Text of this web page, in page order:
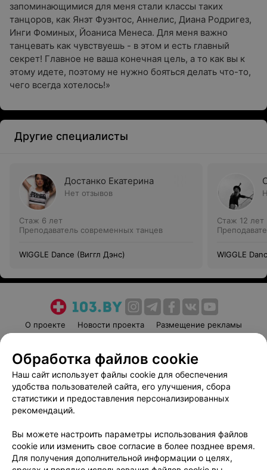
запоминающимися для меня стали классы таких
танцоров, как Янэт Фуэнтос, Аннелис, Диана Родригез,
Инги Фоминых, Йоаниса Менеса. Для меня важно
танцевать как чувствуешь - в этом и есть главный
секрет! Главное не ваша конечная цель, а то как вы к
этому идете, поэтому не нужно бояться делать что-то,
чего всегда хотелось!»
Другие специалисты
Достанко Екатерина
Нет отзывов
Стаж 6 лет
Преподаватель современных танцев
WIGGLE Dance (Виггл Дэнс)
Стаж 12 лет
WIGGLE
О проекте Новости проекта
Размещение рекламы
Пользовательское соглашение
Способы оплаты
Вакансии
Партнеры
Написать руководителю 103.by
Обработка персональных данных
Обработка файлов cookie
Наш сайт использует файлы cookie для обеспечения
удобства пользователей сайта, его улучшения, сбора
статистики и предоставления персонализированных
рекомендаций.
Вы можете настроить параметры использования файлов
cookie или изменить свое согласие в более позднее время.
Для получения дополнительной информации о целях,